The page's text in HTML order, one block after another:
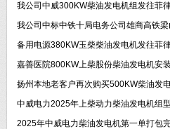
我公司中威300KW柴油发电机组发往菲
我公司中标中铁十局电务公司雄商高铁
备用电源380KW玉柴柴油发电机发往菲
嘉善医院800KW上柴股份柴油发电机安
扬州本地老客户再次购买500KW柴油发
中威电力2025年上柴动力柴油发电机组
2025年中威电力柴油发电机第一单打包